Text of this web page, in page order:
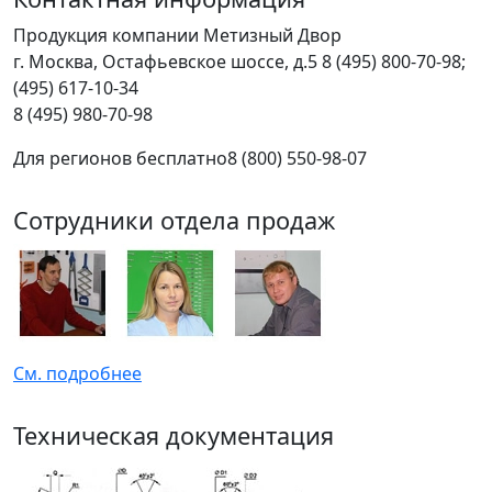
Продукция компании Метизный Двор
г. Москва, Остафьевское шоссе, д.58 (495) 800-70-98;
(495) 617-10-34
8 (495) 980-70-98
Для регионов бесплатно8 (800) 550-98-07
Сотрудники отдела продаж
См. подробнее
Техническая документация